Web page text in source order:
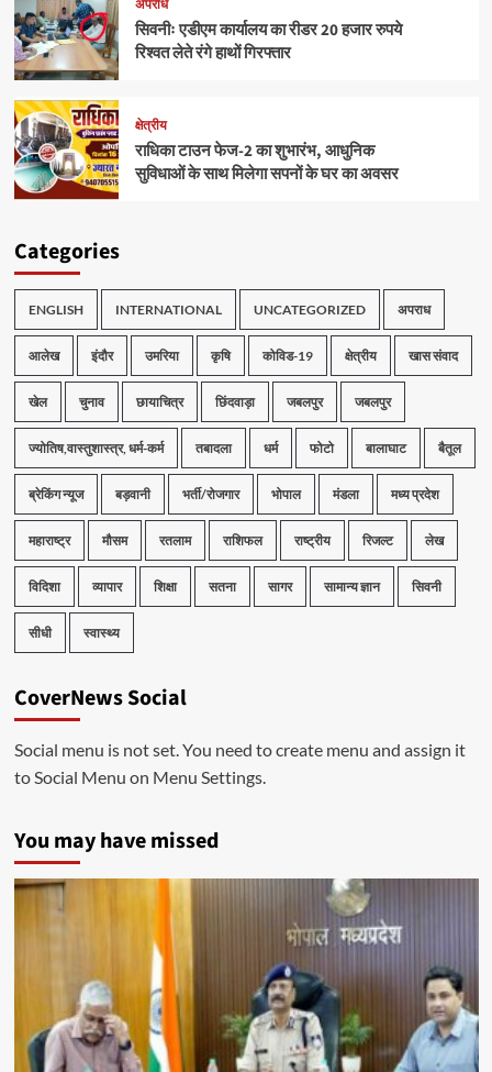
अपराध
सिवनीः एडीएम कार्यालय का रीडर 20 हजार रुपये
रिश्वत लेते रंगे हाथों गिरफ्तार
क्षेत्रीय
राधिका टाउन फेज-2 का शुभारंभ, आधुनिक
सुविधाओं के साथ मिलेगा सपनों के घर का अवसर
Categories
ENGLISH INTERNATIONAL UNCATEGORIZED अपराध
आलेख इंदौर उमरिया कृषि कोविड-19 क्षेत्रीय खास संवाद
खेल चुनाव छायाचित्र छिंदवाड़ा जबलपुर जबलपुर
ज्योतिष,वास्तुशास्त्र, धर्म-कर्म तबादला धर्म फोटो बालाघाट बैतूल
ब्रेकिंग न्यूज बड़वानी भर्ती/रोजगार भोपाल मंडला मध्य प्रदेश
महाराष्ट्र मौसम रतलाम राशिफल राष्ट्रीय रिजल्ट लेख
विदिशा व्यापार शिक्षा सतना सागर सामान्य ज्ञान सिवनी
सीधी स्वास्थ्य
CoverNews Social
Social menu is not set. You need to create menu and assign it
to Social Menu on Menu Settings.
You may have missed